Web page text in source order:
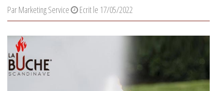
Par Marketing Service Ecrit le 17/05/2022